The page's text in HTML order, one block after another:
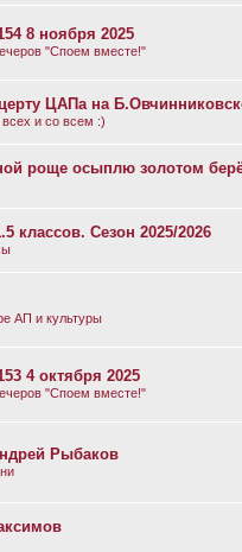
8 ноября 2025
"Споем вместе!"
ЦАПа на
и со всем :)
роще осыплю золотом
классов. Сезон 2025/2026
АП и культуры
4 октября 2025
"Споем вместе!"
Рыбаков